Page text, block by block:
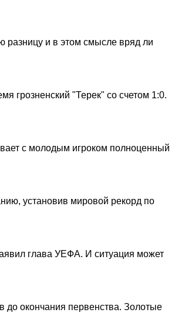
и в этом смысле вряд ли
грозненский "Терек" со счетом 1:0.
с молодым игроком полноценный
установив мировой рекорд по
глава УЕФА. И ситуация может
до окончания первенства. Золотые